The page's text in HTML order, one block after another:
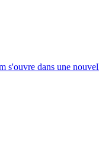
s'ouvre dans une